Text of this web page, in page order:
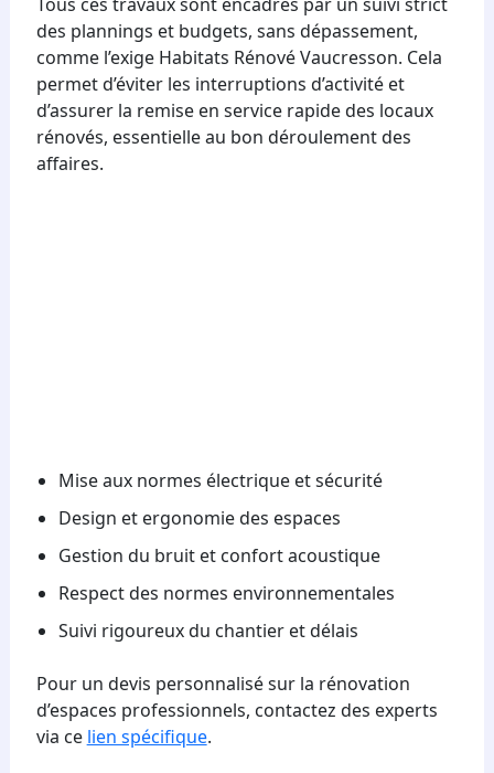
des plannings et budgets, sans dépassement,
comme l’exige Habitats Rénové Vaucresson. Cela
permet d’éviter les interruptions d’activité et
d’assurer la remise en service rapide des locaux
rénovés, essentielle au bon déroulement des
affaires.
Mise aux normes électrique et sécurité
Design et ergonomie des espaces
Gestion du bruit et confort acoustique
Respect des normes environnementales
Suivi rigoureux du chantier et délais
Pour un devis personnalisé sur la rénovation
d’espaces professionnels, contactez des experts
via ce lien spécifique.